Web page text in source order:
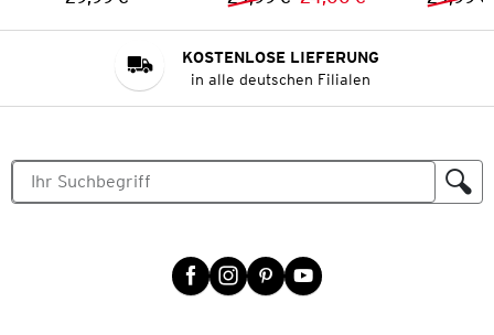
Preis: Vorheriger Preis:
Neuer Preis:
KOSTENLOSE LIEFERUNG
in alle deutschen Filialen